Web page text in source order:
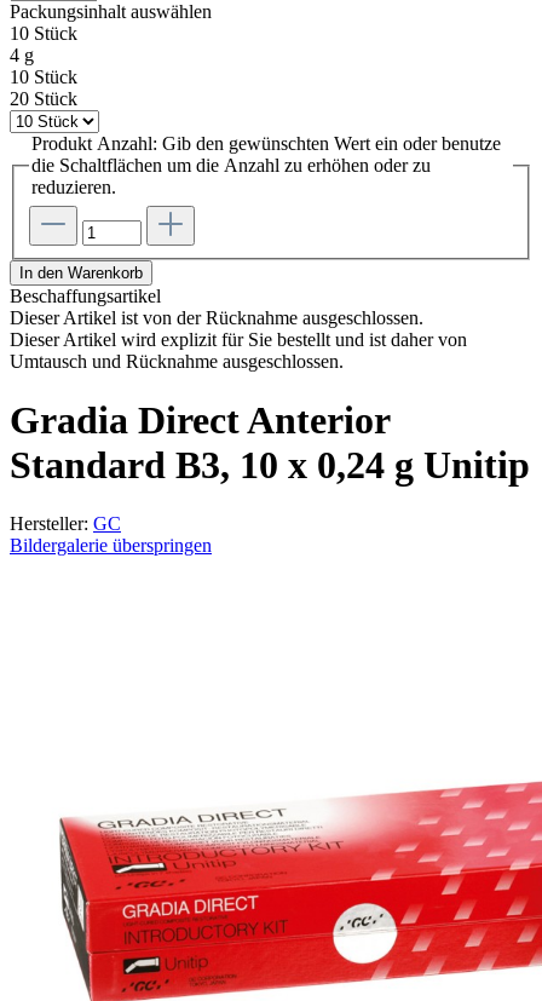
Packungsinhalt auswählen
10 Stück
4 g
10 Stück
20 Stück
Produkt Anzahl: Gib den gewünschten Wert ein oder benutze
die Schaltflächen um die Anzahl zu erhöhen oder zu
reduzieren.
In den Warenkorb
Beschaffungsartikel
Dieser Artikel ist von der Rücknahme ausgeschlossen.
Dieser Artikel wird explizit für Sie bestellt und ist daher von
Umtausch und Rücknahme ausgeschlossen.
Gradia Direct Anterior
Standard B3, 10 x 0,24 g Unitip
Hersteller: GC
Bildergalerie überspringen